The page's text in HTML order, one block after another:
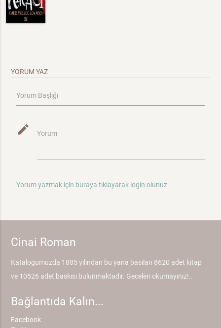
YORUM YAZ
Yorum Başlığı
mode_edit Yorum
Yorum yazmak için buraya tıklayarak login olunuz
Cinai Roman
Katalogumuzda 1885 yılından bu yana basılan 8620 adet kitap
ve 10526 adet baskısı bulunmaktadır. Geceleri okumayınız!..
Bağlantıda Kalın...
Facebook